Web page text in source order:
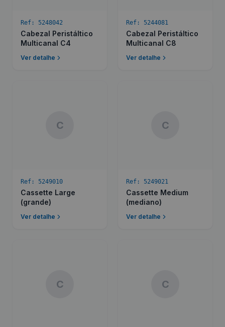
Ref: 5248042
Cabezal Peristáltico
Multicanal C4
Ver detalhe
Ref: 5244081
Cabezal Peristáltico
Multicanal C8
Ver detalhe
C
Ref: 5249010
Cassette Large
(grande)
Ver detalhe
C
Ref: 5249021
Cassette Medium
(mediano)
Ver detalhe
C C